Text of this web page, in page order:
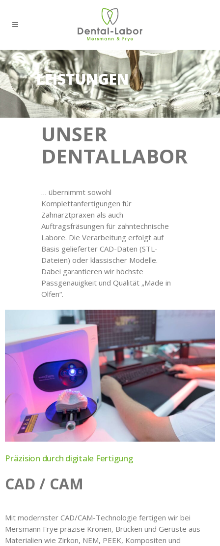
LEISTUNGEN
UNSER
DENTALLABOR
… übernimmt sowohl
Komplettanfertigungen für
Zahnarztpraxen als auch
Auftragsfräsungen für zahntechnische
Labore. Die Verarbeitung erfolgt auf
Basis gelieferter CAD-Daten (STL-
Dateien) oder klassischer Modelle.
Dabei garantieren wir höchste
Passgenauigkeit und Qualität „Made in
Olfen“.
Präzision durch digitale Fertigung
CAD / CAM
Mit modernster CAD/CAM-Technologie fertigen wir bei
Mersmann Frye präzise Kronen, Brücken und Gerüste aus
Materialien wie Zirkon, NEM, PEEK, Kompositen und